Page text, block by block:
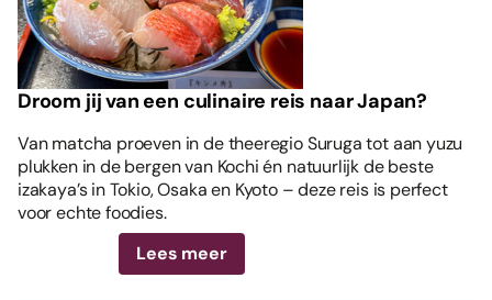
Droom jij van een culinaire reis naar Japan?
Van matcha proeven in de theeregio Suruga tot aan yuzu
plukken in de bergen van Kochi én natuurlijk de beste
izakaya’s in Tokio, Osaka en Kyoto – deze reis is perfect
voor echte foodies.
Lees meer